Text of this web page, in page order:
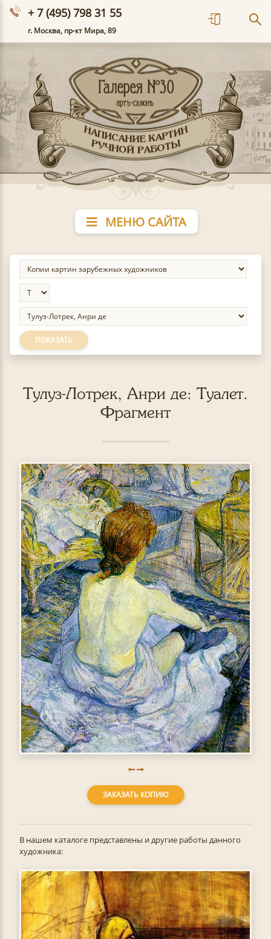
+ 7 (495) 798 31 55
г. Москва, пр-кт Мира, 89
МЕНЮ САЙТА
ПОКАЗАТЬ
Тулуз-Лотрек, Анри де: Туалет.
Фрагмент
ЗАКАЗАТЬ КОПИЮ
В нашем каталоге представлены и другие работы данного
художника: